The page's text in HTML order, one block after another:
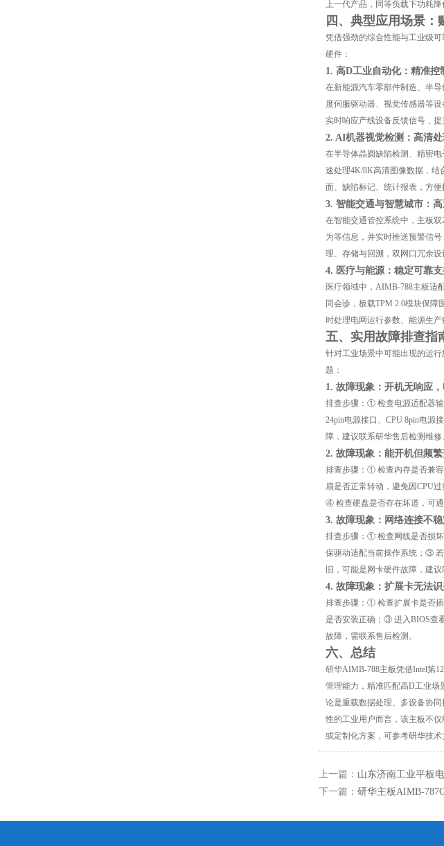
上一代产品，同等负载下功耗
四、典型应用场景
凭借强劲的综合性能与工业级
硬件：
1. 高D工业自动化：精准控
在新能源汽车零部件制造、半
度伺服驱动器、视觉传感器等
实时响应产线设备反馈信号，提
2. AI机器视觉检测：高清
在半导体晶圆缺陷检测、精密
速处理4K/8K高清图像数据，
面、缺陷标记、统计报表，方
3. 智能交通与智慧城市：
在智能交通管控系统中，主板
为等信息，并实时推送预警信
理、存储与回溯，双网口冗余
4. 医疗与能源：稳定可靠
医疗领域中，AIMB-788主板适
同会诊，板载TPM 2.0模块保
时处理电网运行参数、能源生
五、实用故障排查指
针对工业场景中可能出现的运
题：
1. 故障现象：开机无响应
排查步骤：① 检查电源适配器
24pin电源接口、CPU 8pin电源
障，建议联系研华售后检测维修
2. 故障现象：能开机但频
排查步骤：① 检查内存是否兼
扇是否正常转动，避免因CPU
④ 检查硬盘是否存在坏道，可
3. 故障现象：网络连接不
排查步骤：① 检查网线是否损
保驱动适配当前操作系统；③
旧，可能是网卡硬件故障，建议
4. 故障现象：扩展卡无法
排查步骤：① 检查扩展卡是否
是否安装正确；③ 进入BIOS查
故障，需联系售后检测。
六、总结
研华AIMB-788主板凭借Intel第
管理能力，精准匹配高D工业场
论是重载数据处理、多设备协
性的工业用户而言，该主板不
或定制化方案，可参考研华技术
上一篇： 山东济南工业平板
下一篇： 研华主板AIMB-